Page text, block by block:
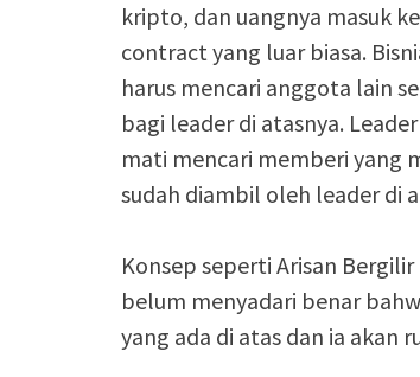
kripto, dan uangnya masuk
contract yang luar biasa.
harus mencari anggota lain
bagi leader di atasnya.
mati mencari memberi yang
sudah diambil oleh leader di
Konsep seperti Arisan
belum menyadari benar
yang ada di atas dan ia akan